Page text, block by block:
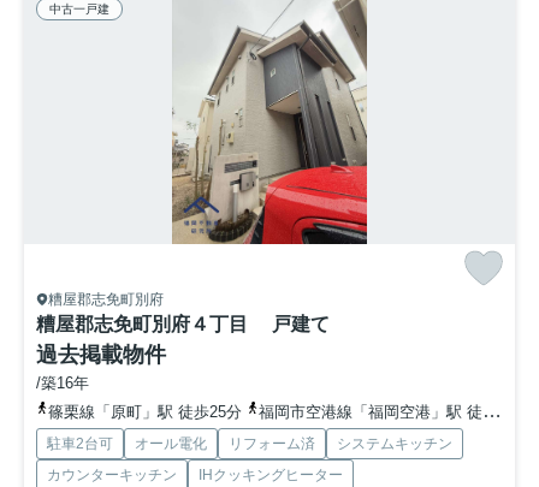
中古一戸建
糟屋郡志免町別府
糟屋郡志免町別府４丁目 戸建て
過去掲載物件
/築16年
篠栗線「原町」駅 徒歩25分
福岡市空港線「福岡空港」駅 徒歩22分
駐車2台可 オール電化 リフォーム済
システムキッチン
カウンターキッチン
IHクッキングヒーター